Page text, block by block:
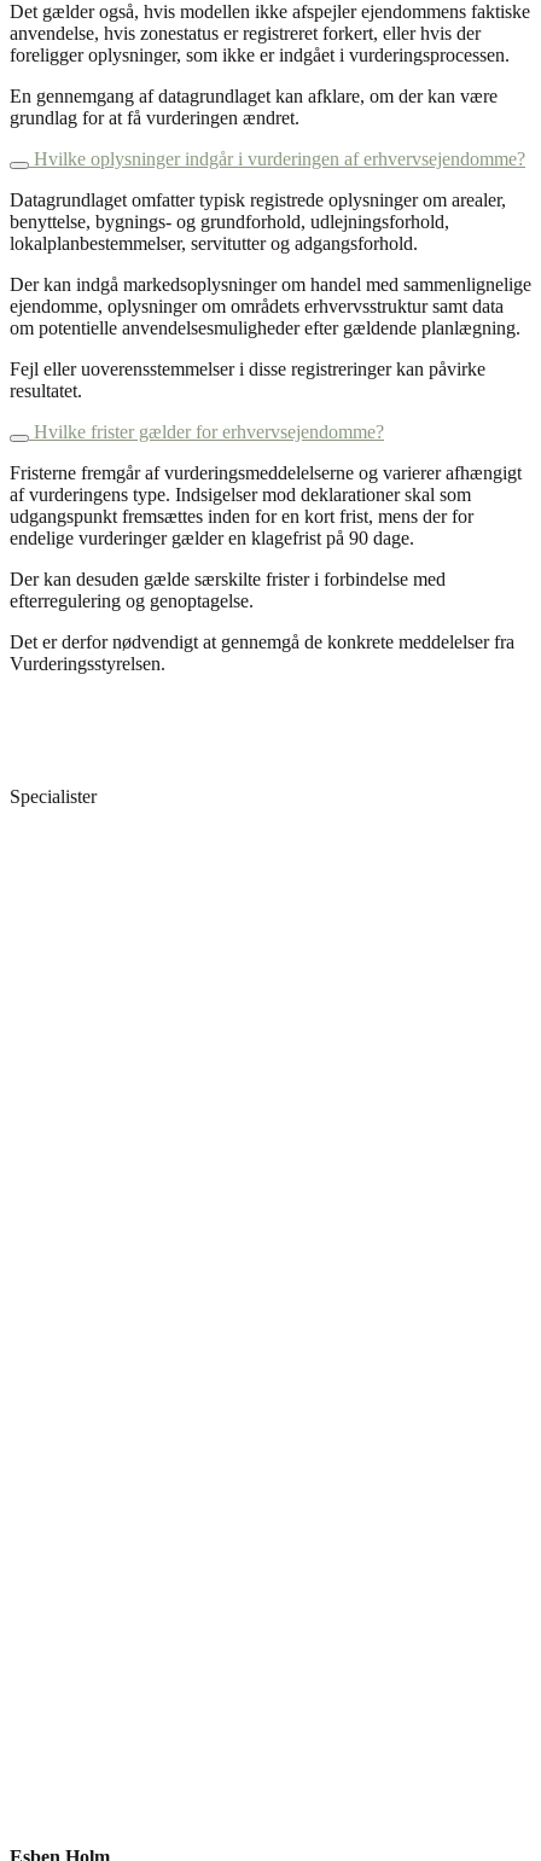
Det gælder også, hvis modellen ikke afspejler ejendommens faktiske
anvendelse, hvis zonestatus er registreret forkert, eller hvis der
foreligger oplysninger, som ikke er indgået i vurderingsprocessen.
En gennemgang af datagrundlaget kan afklare, om der kan være
grundlag for at få vurderingen ændret.
Hvilke oplysninger indgår i vurderingen af erhvervsejendomme?
Datagrundlaget omfatter typisk registrede oplysninger om arealer,
benyttelse, bygnings- og grundforhold, udlejningsforhold,
lokalplanbestemmelser, servitutter og adgangsforhold.
Der kan indgå markedsoplysninger om handel med sammenlignelige
ejendomme, oplysninger om områdets erhvervsstruktur samt data
om potentielle anvendelsesmuligheder efter gældende planlægning.
Fejl eller uoverensstemmelser i disse registreringer kan påvirke
resultatet.
Hvilke frister gælder for erhvervsejendomme?
Fristerne fremgår af vurderingsmeddelelserne og varierer afhængigt
af vurderingens type. Indsigelser mod deklarationer skal som
udgangspunkt fremsættes inden for en kort frist, mens der for
endelige vurderinger gælder en klagefrist på 90 dage.
Der kan desuden gælde særskilte frister i forbindelse med
efterregulering og genoptagelse.
Det er derfor nødvendigt at gennemgå de konkrete meddelelser fra
Vurderingsstyrelsen.
Specialister
Esben Holm